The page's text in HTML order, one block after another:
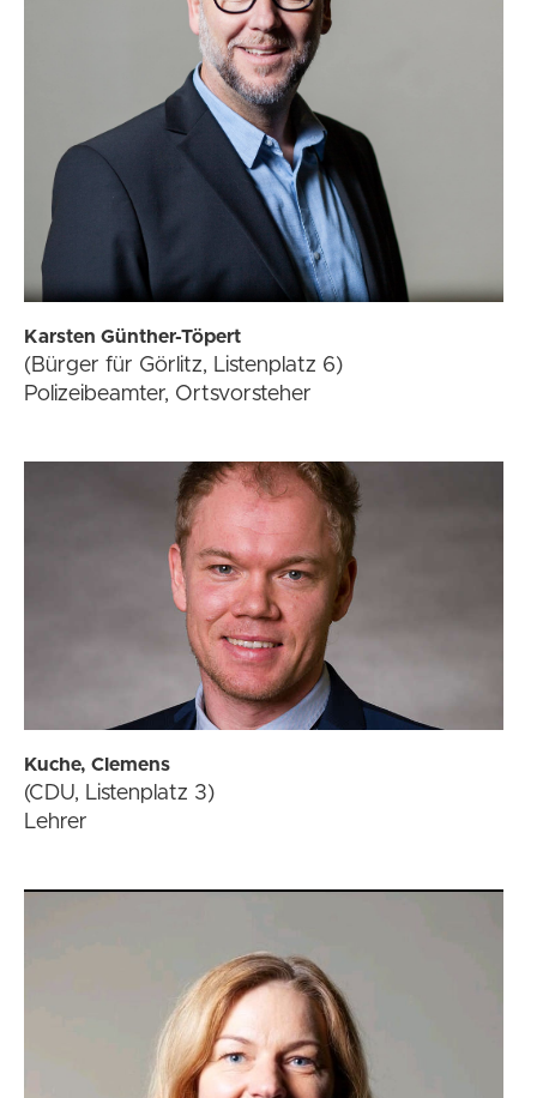
Karsten Günther-Töpert
(Bürger für Görlitz, Listenplatz 6)
Polizeibeamter, Ortsvorsteher
Kuche, Clemens
(CDU, Listenplatz 3)
Lehrer